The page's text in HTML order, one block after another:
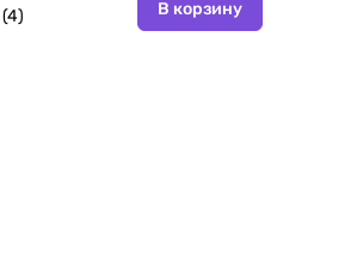
В корзину
(4)